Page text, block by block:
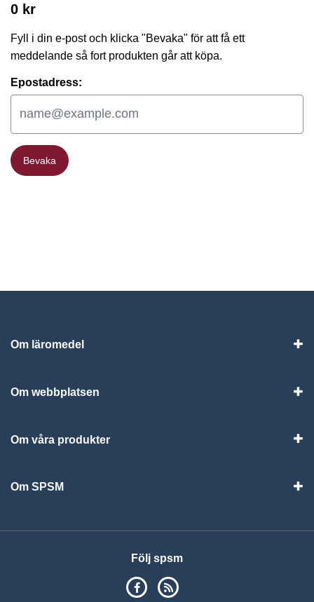
0 kr
Fyll i din e-post och klicka "Bevaka" för att få ett
meddelande så fort produkten går att köpa.
Epostadress:
Bevaka
Bevaka
Om läromedel
Om webbplatsen
Om våra produkter
Om SPSM
Följ spsm
SPSM på Facebook